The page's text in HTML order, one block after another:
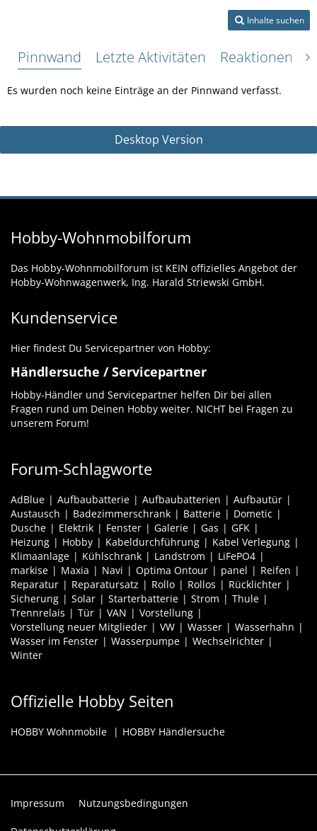
Inhalte suchen
Pinnwand Letzte Aktivitäten Reaktionen
Es wurden noch keine Einträge an der Pinnwand verfasst.
Desktop Version
Hobby-Wohnmobilforum
Das Hobby-Wohnmobilforum ist KEIN offizielles Angebot der
Hobby-Wohnwagenwerk, Ing. Harald Striewski GmbH.
Kundenservice
Hier findest Du Servicepartner von Hobby:
Händlersuche / Servicepartner
Hobby-Händler und Servicepartner helfen Dir bei allen
Fragen rund um Deinen Hobby weiter. NICHT bei Fragen zu
unserem Forum!
Forum-Schlagworte
AdBlue Aufbaubatterie Aufbaubatterien
Aufbautür
Austausch
Badezimmerschrank Batterie
Dometic
Dusche
Elektrik Fenster Galerie Gas
GFK
Heizung
Hobby Kabeldurchführung
Kabel Verlegung
Klimaanlage
Kühlschrank Landstrom
LiFePO4
markise
Maxia Navi Optima Ontour panel
Reifen
Reparatur
Reparatursatz Rollo Rollos
Rücklichter
Sicherung
Solar Starterbatterie Strom
Thule
Trennrelais
Tür VAN
Vorstellung
Vorstellung neuer Mitglieder
VW Wasser
Wasserhahn
Wasser im Fenster
Wasserpumpe
Wechselrichter
Winter
Offizielle Hobby Seiten
HOBBY Wohnmobile HOBBY Händlersuche
Impressum Nutzungsbedingungen